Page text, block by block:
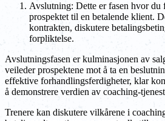
Avslutning: Dette er fasen hvor
prospektet til en betalende klient.
kontrakten, diskutere
forpliktelse.
Avslutningsfasen er kulminasjonen av
veileder prospektene mot å ta en
effektive forhandlingsferdigheter, klar
å demonstrere verdien av coaching-
Trenere kan diskutere vilkårene i